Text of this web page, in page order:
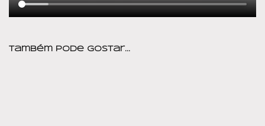
Também pode gostar…